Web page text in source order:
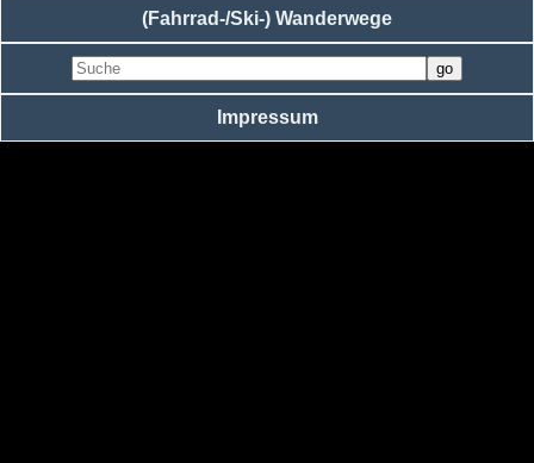
(Fahrrad-/Ski-) Wanderwege
Impressum